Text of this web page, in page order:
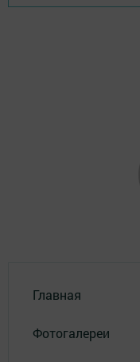
Главная
Фотогалереи